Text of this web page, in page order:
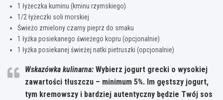
1 łyżeczka kuminu (kminu rzymskiego)
1/2 łyżeczki soli morskiej
Świeżo zmielony czarny pieprz do smaku
1 łyżka posiekanego świeżego kopru (opcjonalnie)
1 łyżka posiekanej świeżej natki pietruszki (opcjonalnie)
Wskazówka kulinarna: Wybierz jogurt grecki o wysokiej
zawartości tłuszczu – minimum 5%. Im gęstszy jogurt,
tym kremowszy i bardziej autentyczny będzie Twój sos